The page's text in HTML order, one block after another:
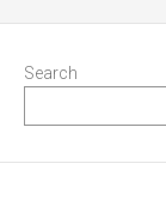
Search